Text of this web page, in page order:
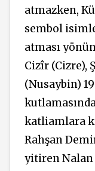
atmazken,
sembol
atması
Cizîr (Cizre),
(Nusaybin)
katliamlara
Rahşan
yitiren